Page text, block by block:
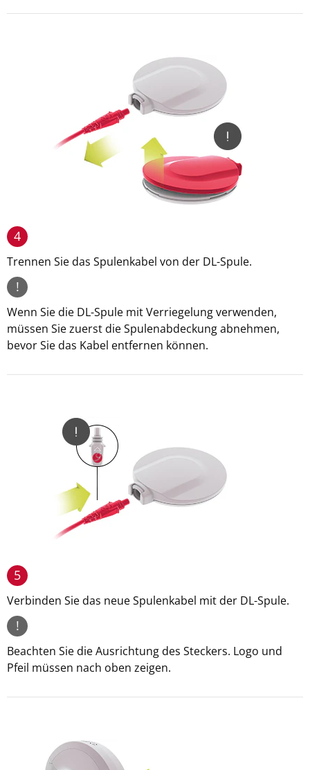
4
Trennen Sie das Spulenkabel von der DL-Spule.
!
Wenn Sie die DL-Spule mit Verriegelung verwenden,
müssen Sie zuerst die Spulenabdeckung abnehmen,
bevor Sie das Kabel entfernen können.
5
Verbinden Sie das neue Spulenkabel mit der DL-Spule.
!
Beachten Sie die Ausrichtung des Steckers. Logo und
Pfeil müssen nach oben zeigen.